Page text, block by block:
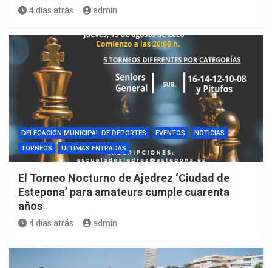
4 días atrás admin
DELEGACIÓN MUNICIPAL DE DEPORTES EVENTOS
NOTICIAS
TORNEOS
ULTIMAS ENTRADAS
El Torneo Nocturno de Ajedrez ‘Ciudad de
Estepona’ para amateurs cumple cuarenta
años
4 días atrás admin